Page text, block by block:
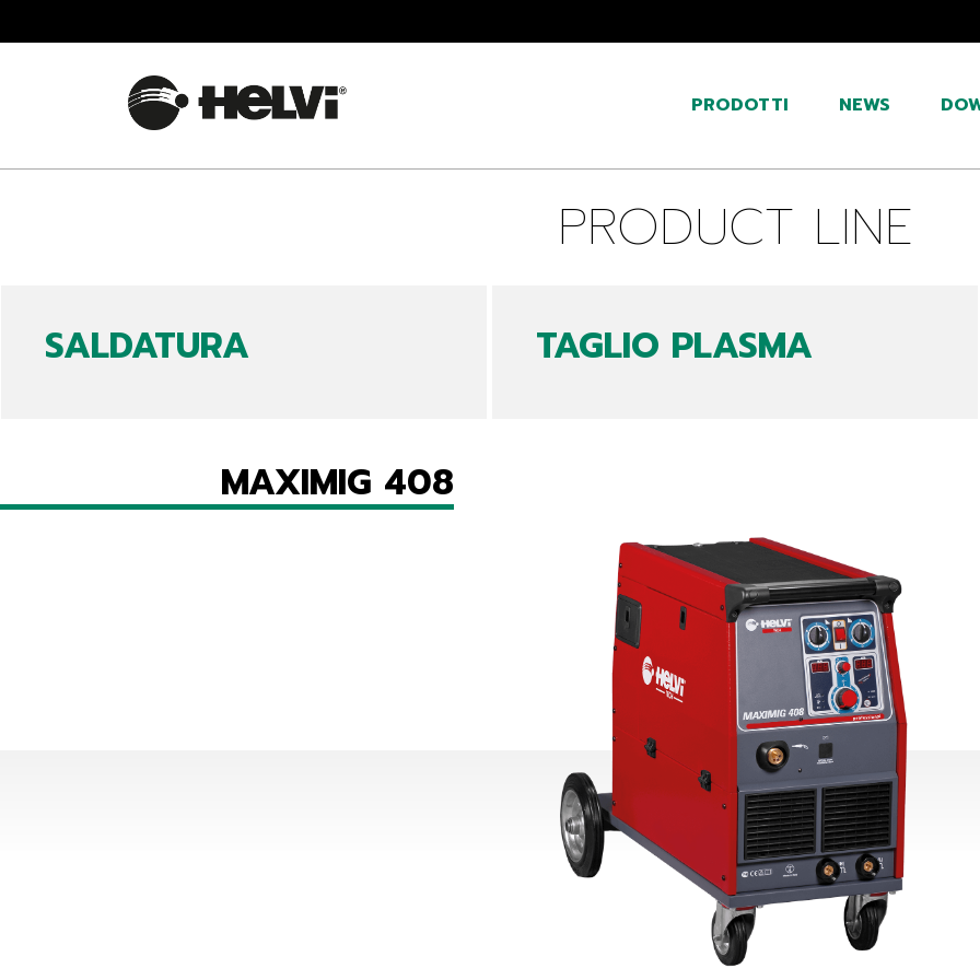
PRODOTTI NEWS
PRODUCT LINE
SALDATURA TAGLIO PLASMA
MAXIMIG 408